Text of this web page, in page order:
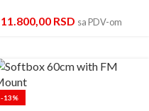
11.800,00 RSD sa PDV-om
-13%